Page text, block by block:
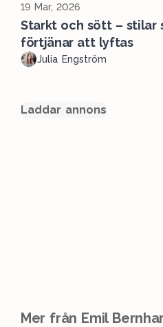
19 Mar, 2026
Starkt och sött – stilar
förtjänar att lyftas
Julia Engström
Laddar annons
Mer från Emil